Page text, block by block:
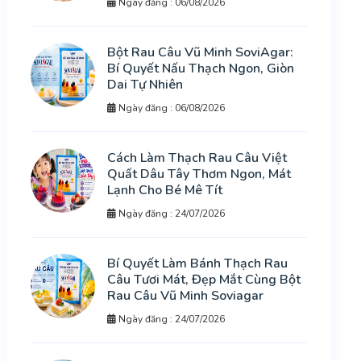
Bột Rau Câu Vũ Minh SoviAgar:
Bí Quyết Nấu Thạch Ngon, Giòn
Dai Tự Nhiên
Ngày đăng : 06/08/2026
Cách Làm Thạch Rau Câu Việt
Quất Dâu Tây Thơm Ngon, Mát
Lạnh Cho Bé Mê Tít
Ngày đăng : 24/07/2026
Bí Quyết Làm Bánh Thạch Rau
Câu Tươi Mát, Đẹp Mắt Cùng Bột
Rau Câu Vũ Minh Soviagar
Ngày đăng : 24/07/2026